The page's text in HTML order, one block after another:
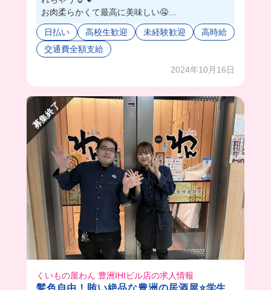
お肉柔らかくて最高に美味しい🤤
お店の人たちもみんな優しくて働きやすい環境！
わからないことが聞きやすくて高校生も歓迎だか
ら初めてのバイトに超オススメ💖
日払い 高校生歓迎 未経験歓迎
高時給
交通費全額支給
2024年10月16日
募集終了
くいもの屋わん 豊洲IHIビル店の求人情報
髪色自由！賄い絶品な豊洲の居酒屋⭐️学生